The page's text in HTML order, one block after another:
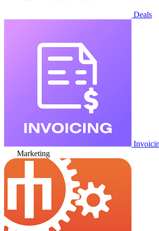
Deals
Marketing